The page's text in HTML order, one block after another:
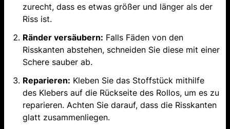
zurecht, dass es etwas größer und länger als der
Riss ist.
Ränder versäubern: Falls Fäden von den
Risskanten abstehen, schneiden Sie diese mit einer
Schere sauber ab.
Reparieren: Kleben Sie das Stoffstück mithilfe
des Klebers auf die Rückseite des Rollos, um es zu
reparieren. Achten Sie darauf, dass die Risskanten
glatt zusammenliegen.